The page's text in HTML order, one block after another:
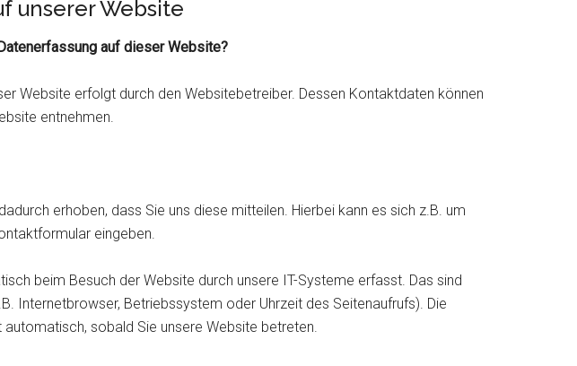
unserer Website
auf dieser Website?
Website erfolgt durch den Websitebetreiber. Dessen Kontaktdaten können
entnehmen.
erhoben, dass Sie uns diese mitteilen. Hierbei kann es sich z.B. um
eingeben.
beim Besuch der Website durch unsere IT-Systeme erfasst. Das sind
Internetbrowser, Betriebssystem oder Uhrzeit des Seitenaufrufs). Die
sobald Sie unsere Website betreten.